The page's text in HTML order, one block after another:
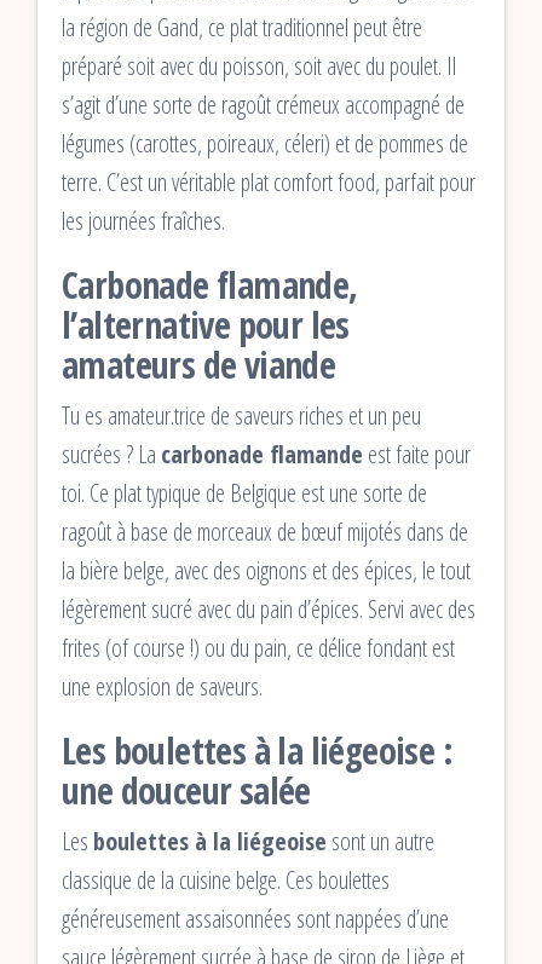
la région de Gand, ce plat traditionnel peut être
préparé soit avec du poisson, soit avec du poulet. Il
s’agit d’une sorte de ragoût crémeux accompagné de
légumes (carottes, poireaux, céleri) et de pommes de
terre. C’est un véritable plat comfort food, parfait pour
les journées fraîches.
Carbonade flamande,
l’alternative pour les
amateurs de viande
Tu es amateur.trice de saveurs riches et un peu
sucrées ? La carbonade flamande est faite pour
toi. Ce plat typique de Belgique est une sorte de
ragoût à base de morceaux de bœuf mijotés dans de
la bière belge, avec des oignons et des épices, le tout
légèrement sucré avec du pain d’épices. Servi avec des
frites (of course !) ou du pain, ce délice fondant est
une explosion de saveurs.
Les boulettes à la liégeoise :
une douceur salée
Les boulettes à la liégeoise sont un autre
classique de la cuisine belge. Ces boulettes
généreusement assaisonnées sont nappées d’une
sauce légèrement sucrée à base de sirop de Liège et